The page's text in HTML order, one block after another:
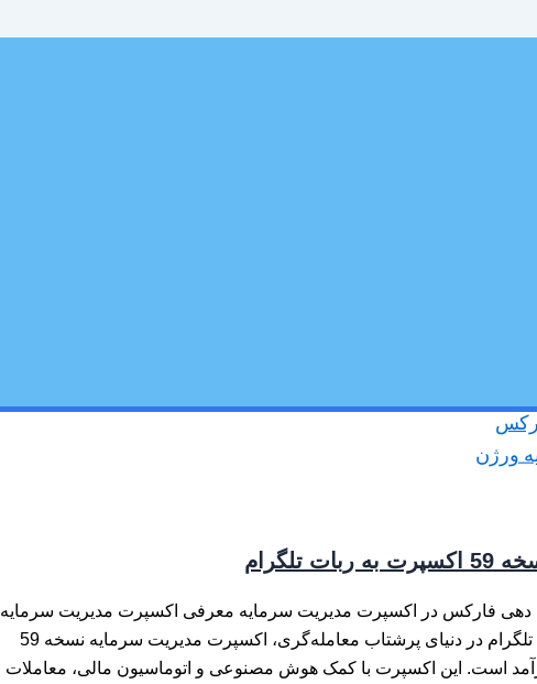
تلگرام
دهی فارکس در اکسپرت مدیریت سرمایه معرفی اکسپرت مدیریت سرمایه
نسخه 59 با اتصال به تلگرام در دنیای پرشتاب معامله‌گری، اکسپرت مدیریت سرمایه نسخه 59
است. این اکسپرت با کمک هوش مصنوعی و اتوماسیون مالی، معاملات